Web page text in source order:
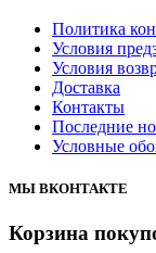
Политика
Условия
Условия
Доставка
Контакты
Последние
Условные
МЫ ВКОНТАКТЕ
Корзина